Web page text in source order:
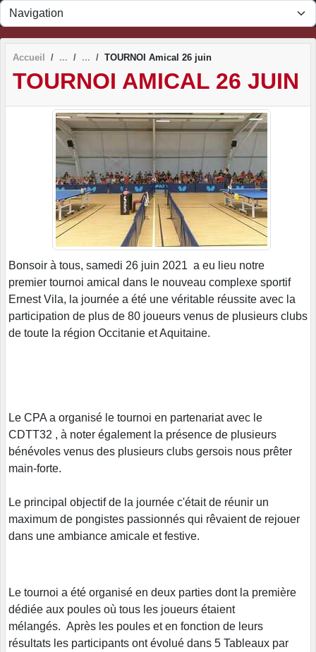
Accueil TOURNOI Amical 26 juin
TOURNOI AMICAL 26 JUIN
Bonsoir à tous, samedi 26 juin 2021 a eu lieu notre
premier tournoi amical dans le nouveau complexe sportif
Ernest Vila, la journée a été une véritable réussite avec la
participation de plus de 80 joueurs venus de plusieurs clubs
de toute la région Occitanie et Aquitaine.
Le CPA a organisé le tournoi en partenariat avec le
CDTT32 , à noter également la présence de plusieurs
bénévoles venus des plusieurs clubs gersois nous prêter
main-forte.
Le principal objectif de la journée c'était de réunir un
maximum de pongistes passionnés qui rêvaient de rejouer
dans une ambiance amicale et festive.
Le tournoi a été organisé en deux parties dont la première
dédiée aux poules où tous les joueurs étaient
mélangés. Après les poules et en fonction de leurs
résultats les participants ont évolué dans 5 Tableaux par
Panneau de gestion des cookies